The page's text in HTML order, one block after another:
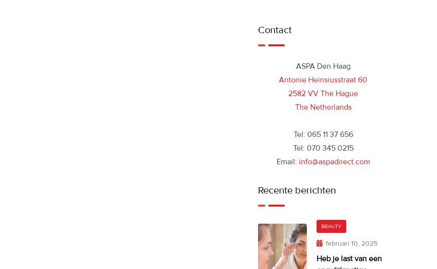
Contact
ASPA Den Haag
Antonie Heinsiusstraat 60
2582 VV The Hague
The Netherlands
Tel: 065 11 37 656
Tel: 070 345 0215
Email: info@aspadirect.com
Recente berichten
BEAUTY
februari 10, 2025
Heb je last van een